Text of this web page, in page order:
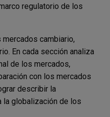
regulatorio de los
mercados cambiario,
En cada sección analiza
de los mercados,
con los mercados
describir la
la globalización de los